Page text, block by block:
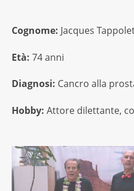
Cognome: Jacques
Età: 74 anni
Diagnosi: Cancro alla
Hobby: Attore dilettante,